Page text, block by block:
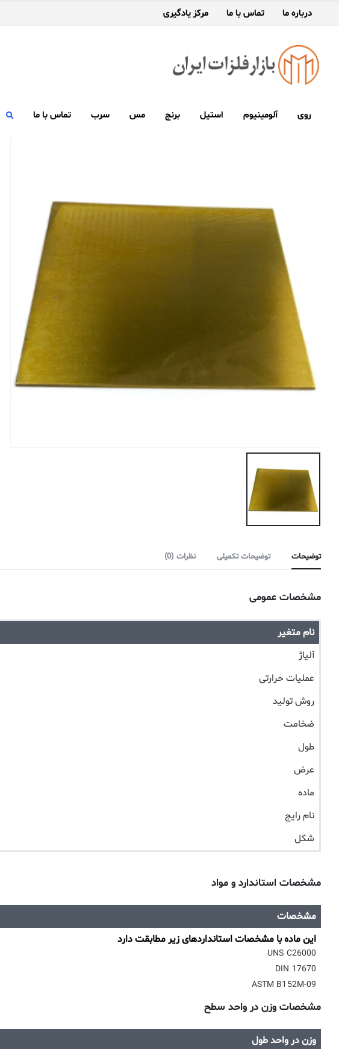
درباره ما تماس با ما مرکز یادگیری
روی آلومینیوم استیل برنج مس سرب تماس با ما
توضیحات توضیحات تکمیلی نظرات (0)
مشخصات عمومی
نام متغیر
آلیاژ
عملیات حرارتی
روش تولید
ضخامت
طول
عرض
ماده
نام رایج
شکل
مشخصات استاندارد و مواد
مشخصات
این ماده با مشخصات استانداردهای زیر مطابقت دارد
UNS C26000
DIN 17670
ASTM B152M-09
مشخصات وزن در واحد سطح
وزن در واحد طول